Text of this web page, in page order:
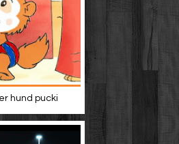
hund pucki